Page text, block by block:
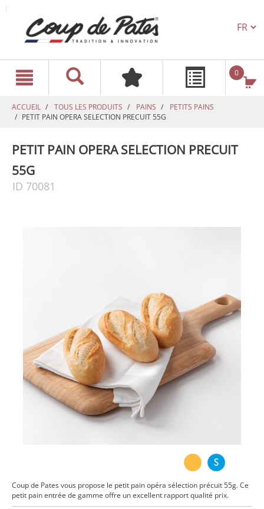
0
ACCUEIL TOUS LES PRODUITS PAINS
PETITS PAINS
PETIT PAIN OPERA SELECTION PRECUIT 55G
PETIT PAIN OPERA SELECTION PRECUIT
55G
ID 70081
Coup de Pates vous propose le petit pain opéra sélection précuit 55g. Ce
petit pain entrée de gamme offre un excellent rapport qualité prix.